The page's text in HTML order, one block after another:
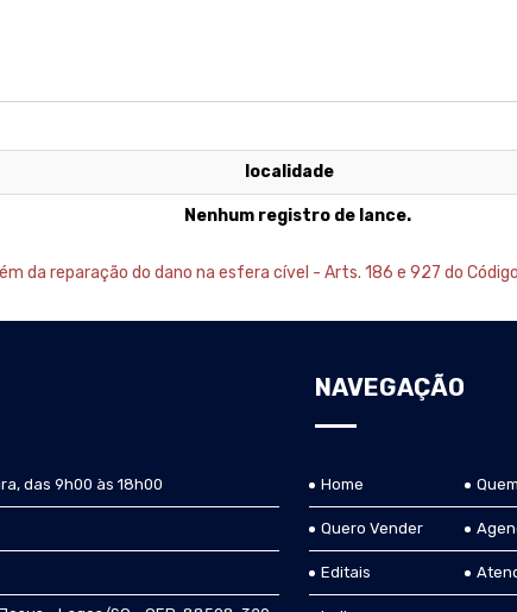
localidade
Nenhum registro de lance.
da reparação do dano na esfera cível - Arts. 186 e 927 do
das 9h00 às 18h00
NAVEGAÇÃO
Home
Quero Vender
Editais